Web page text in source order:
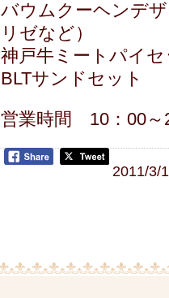
バウムクーヘンデ
リゼなど）
神戸牛ミートパイ
BLTサンドセット
営業時間 10：00～
2011/3/